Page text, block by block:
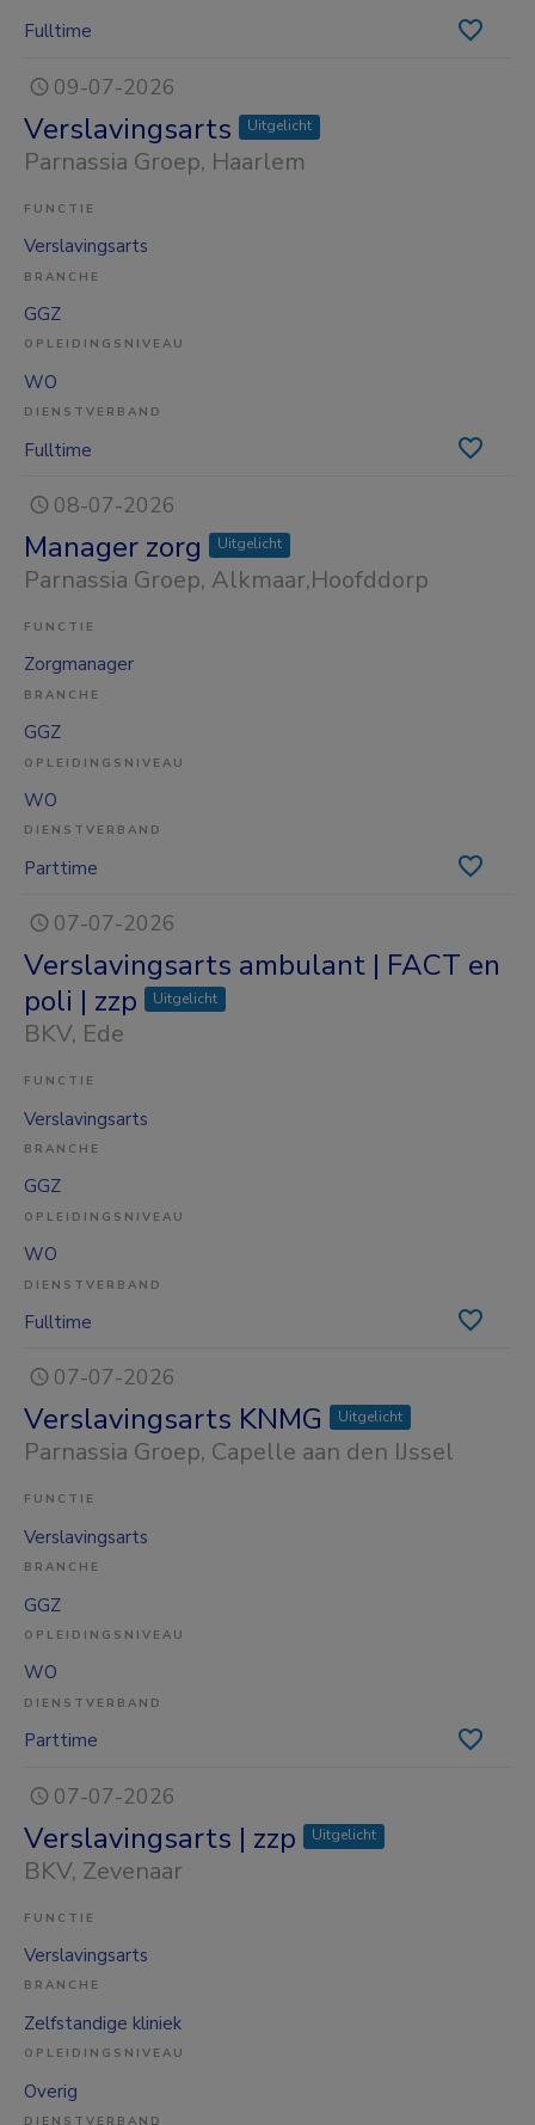
Fulltime
09-07-2026
Verslavingsarts Uitgelicht
Parnassia Groep, Haarlem
FUNCTIE
Verslavingsarts
BRANCHE
GGZ
OPLEIDINGSNIVEAU
WO
DIENSTVERBAND
Fulltime
08-07-2026
Manager zorg Uitgelicht
Parnassia Groep, Alkmaar,Hoofddorp
FUNCTIE
Zorgmanager
BRANCHE
GGZ
OPLEIDINGSNIVEAU
WO
DIENSTVERBAND
Parttime
07-07-2026
Verslavingsarts ambulant | FACT en
poli | zzp
Uitgelicht
BKV, Ede
FUNCTIE
Verslavingsarts
BRANCHE
GGZ
OPLEIDINGSNIVEAU
WO
DIENSTVERBAND
Fulltime
07-07-2026
Verslavingsarts KNMG Uitgelicht
Parnassia Groep, Capelle aan den IJssel
FUNCTIE
Verslavingsarts
BRANCHE
GGZ
OPLEIDINGSNIVEAU
WO
DIENSTVERBAND
Parttime
07-07-2026
Verslavingsarts | zzp Uitgelicht
BKV, Zevenaar
FUNCTIE
Verslavingsarts
BRANCHE
Zelfstandige kliniek
OPLEIDINGSNIVEAU
Overig
DIENSTVERBAND